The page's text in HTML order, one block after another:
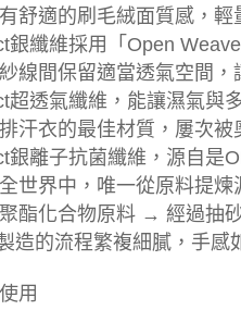
舒適的刷毛絨面質感，
銀纖維採用「Open
線間保留適當透氣空間
超透氣纖維，能讓濕氣與
汗衣的最佳材質，屢次
銀離子抗菌纖維，源自是
世界中，唯一從原料提
酯化合物原料 → 經過
造的流程繁複細膩，手感
用